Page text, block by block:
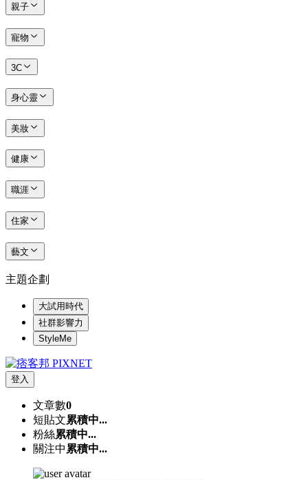
親子
寵物
3C
身心靈
美妝
健康
職涯
住家
藝文
主題企劃
大試用時代
社群影響力
StyleMe
登入
文章數0
短貼文累積中...
粉絲累積中...
關注中 累積中...